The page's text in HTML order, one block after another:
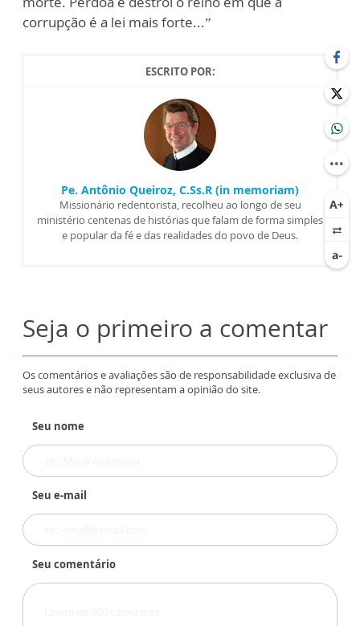
corrupção é a lei maisforte...”
ESCRITO POR:
Pe. Antônio Queiroz, C.Ss.R (in memoriam)
Missionário redentorista, recolheu ao longo de seu
ministério centenas de histórias que falam de forma simples
e popular da fé e das realidades do povo de Deus.
Seja o primeiro a comentar
Os comentários e avaliações são de responsabilidade exclusiva de
seus autores e não representam a opinião do site.
Seu nome
Seu e-mail
Seu comentário